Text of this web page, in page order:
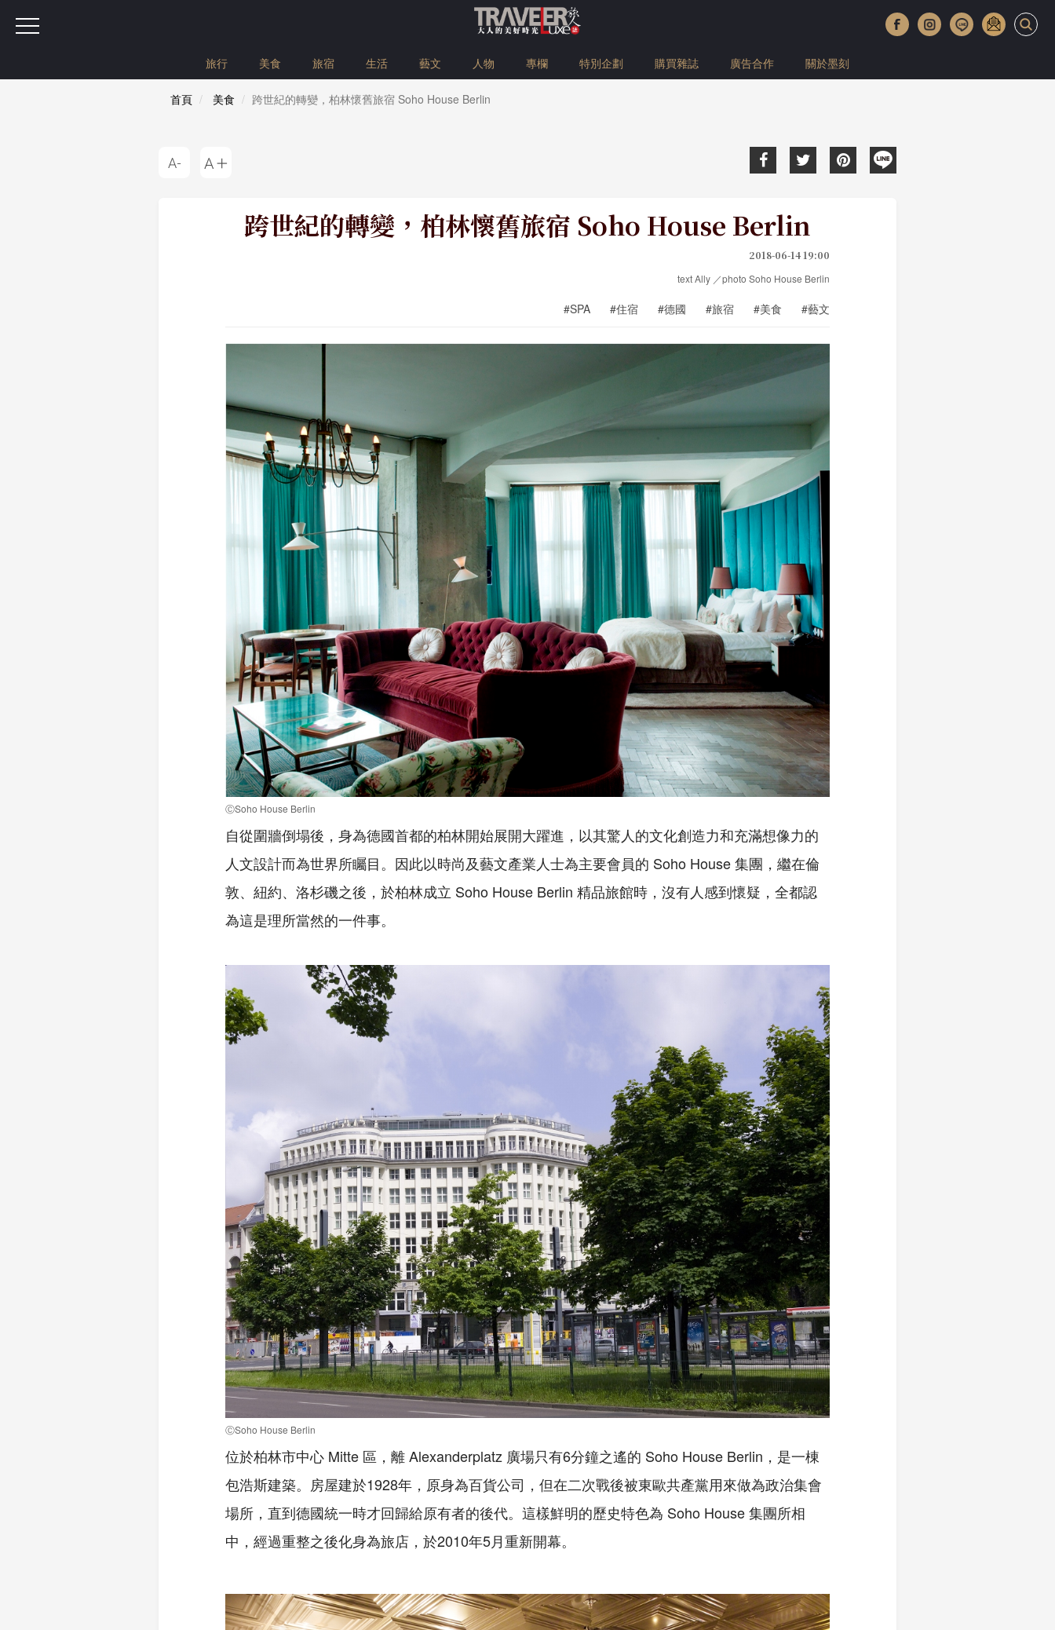
旅行 美食 旅宿 生活 藝文 人物 專欄 特別企劃 購買雜誌 廣告合作 關於墨刻
首頁 美食 跨世紀的轉變，柏林懷舊旅宿 Soho House Berlin
跨世紀的轉變，柏林懷舊旅宿 Soho House Berlin
2018-06-14 19:00
text Ally ／photo Soho House Berlin
#SPA #住宿 #德國 #旅宿 #美食 #藝文
ⒸSoho House Berlin
自從圍牆倒塌後，身為德國首都的柏林開始展開大躍進，以其驚人的文化創造力和充滿想像力的
人文設計而為世界所矚目。因此以時尚及藝文產業人士為主要會員的 Soho House 集團，繼在倫
敦、紐約、洛杉磯之後，於柏林成立 Soho House Berlin 精品旅館時，沒有人感到懷疑，全都認
為這是理所當然的一件事。
ⒸSoho House Berlin
位於柏林市中心 Mitte 區，離 Alexanderplatz 廣場只有6分鐘之遙的 Soho House Berlin，是一棟
包浩斯建築。房屋建於1928年，原身為百貨公司，但在二次戰後被東歐共產黨用來做為政治集會
場所，直到德國統一時才回歸給原有者的後代。這樣鮮明的歷史特色為 Soho House 集團所相
中，經過重整之後化身為旅店，於2010年5月重新開幕。